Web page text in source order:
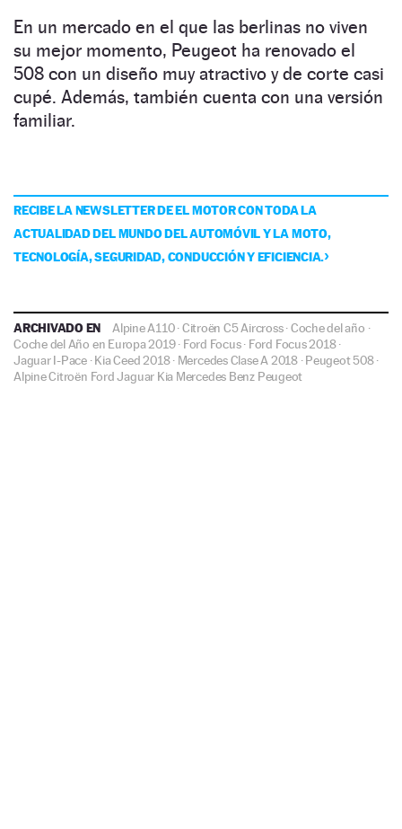
En un mercado en el que las berlinas no viven
su mejor momento, Peugeot ha renovado el
508 con un diseño muy atractivo y de corte casi
cupé. Además, también cuenta con una versión
familiar.
RECIBE LA NEWSLETTER DE EL MOTOR CON TODA LA
ACTUALIDAD DEL MUNDO DEL AUTOMÓVIL Y LA MOTO,
TECNOLOGÍA, SEGURIDAD, CONDUCCIÓN Y EFICIENCIA.
ARCHIVADO EN Alpine A110·Citroën C5 Aircross·Coche del año ·
Coche del Año en Europa 2019· Ford Focus· Ford Focus 2018·
Jaguar I-Pace ·Kia Ceed 2018· Mercedes Clase A 2018·Peugeot 508·
AlpineCitroën Ford Jaguar Kia Mercedes Benz Peugeot